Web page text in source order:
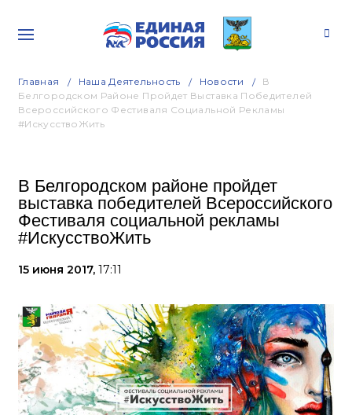
Главная Наша Деятельность Новости
В
Белгородском Районе Пройдет Выставка Победителей
Всероссийского Фестиваля Социальной Рекламы
#ИскусствоЖить
В Белгородском районе пройдет
выставка победителей Всероссийского
Фестиваля социальной рекламы
#ИскусствоЖить
15 июня 2017, 17:11